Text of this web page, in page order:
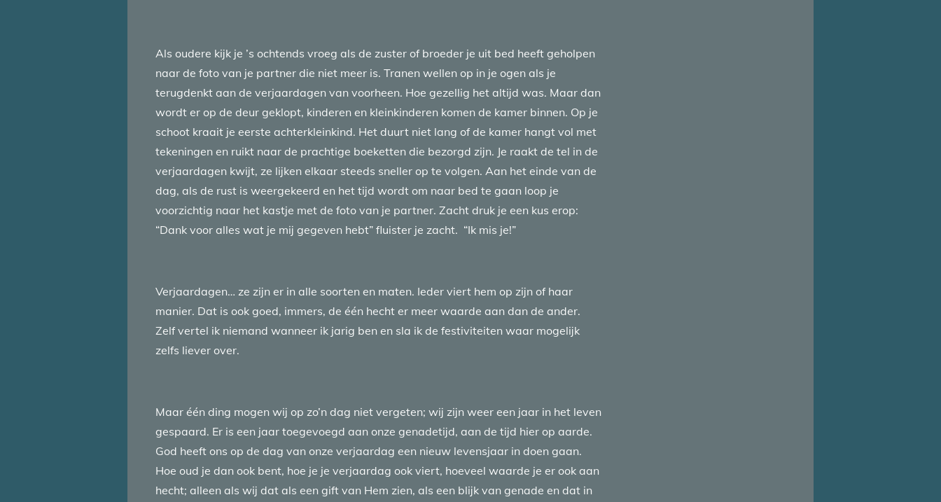
Als oudere kijk je ’s ochtends vroeg als de zuster of broeder je uit bed heeft geholpen
naar de foto van je partner die niet meer is. Tranen wellen op in je ogen als je
terugdenkt aan de verjaardagen van voorheen. Hoe gezellig het altijd was. Maar dan
wordt er op de deur geklopt, kinderen en kleinkinderen komen de kamer binnen. Op je
schoot kraait je eerste achterkleinkind. Het duurt niet lang of de kamer hangt vol met
tekeningen en ruikt naar de prachtige boeketten die bezorgd zijn. Je raakt de tel in de
verjaardagen kwijt, ze lijken elkaar steeds sneller op te volgen. Aan het einde van de
dag, als de rust is weergekeerd en het tijd wordt om naar bed te gaan loop je
voorzichtig naar het kastje met de foto van je partner. Zacht druk je een kus erop:
“Dank voor alles wat je mij gegeven hebt” fluister je zacht. “Ik mis je!”
Verjaardagen… ze zijn er in alle soorten en maten. Ieder viert hem op zijn of haar
manier. Dat is ook goed, immers, de één hecht er meer waarde aan dan de ander.
Zelf vertel ik niemand wanneer ik jarig ben en sla ik de festiviteiten waar mogelijk
zelfs liever over.
Maar één ding mogen wij op zo’n dag niet vergeten; wij zijn weer een jaar in het leven
gespaard. Er is een jaar toegevoegd aan onze genadetijd, aan de tijd hier op aarde.
God heeft ons op de dag van onze verjaardag een nieuw levensjaar in doen gaan.
Hoe oud je dan ook bent, hoe je je verjaardag ook viert, hoeveel waarde je er ook aan
hecht; alleen als wij dat als een gift van Hem zien, als een blijk van genade en dat in